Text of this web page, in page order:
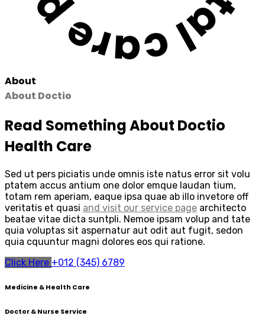
About
About Doctio
Read Something About Doctio
Health Care
Sed ut pers piciatis unde omnis iste natus error sit volu
ptatem accus antium one dolor emque laudan tium,
totam rem aperiam, eaque ipsa quae ab illo invetore off
veritatis et quasi and visit our service page architecto
beatae vitae dicta suntpli. Nemoe ipsam volup and tate
quia voluptas sit aspernatur aut odit aut fugit, sedon
quia cquuntur magni dolores eos qui ratione.
Click Here +012 (345) 6789
Medicine & Health Care
Doctor & Nurse Service